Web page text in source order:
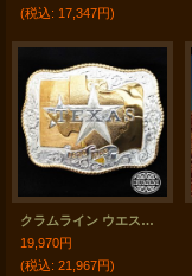
(税込: 17,347円)
クラムライン ウエスタン ベルト バックル テキサス/Crumrine Western Belt Buckle Texas
19,970円
(税込: 21,967円)